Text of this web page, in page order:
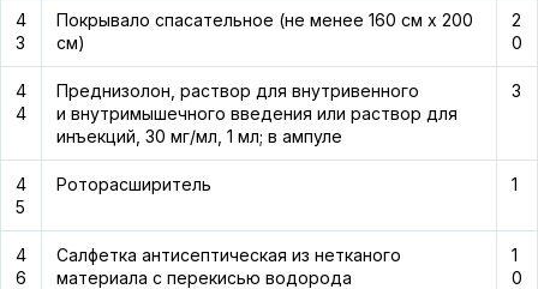
4
3
Покрывало спасательное (не менее 160 см х 200
см)
2
0
4
4
Преднизолон, раствор для внутривенного
и внутримышечного введения или раствор для
инъекций, 30 мг/мл, 1 мл; в ампуле
3
4
5
Роторасширитель 1
4
6
Салфетка антисептическая из нетканого
материала с перекисью водорода
1
0